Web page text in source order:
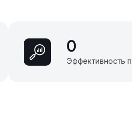
0
Эффективность